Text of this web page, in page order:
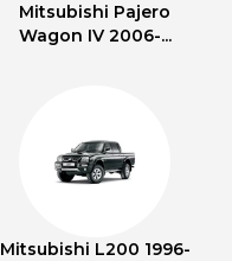
Mitsubishi Pajero
Wagon IV 2006-...
Mitsubishi L200 1996-